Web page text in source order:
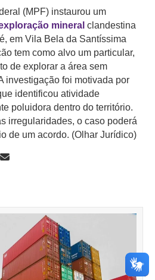
(MPF) instaurou um
mineral clandestina
em Vila Bela da Santíssima
tem como alvo um particular,
de explorar a área sem
investigação foi motivada por
identificou atividade
poluidora dentro do território.
irregularidades, o caso poderá
de um acordo. (Olhar Jurídico)